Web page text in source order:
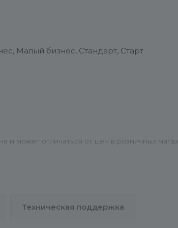
Малый бизнес, Стандарт, Старт
и может отличаться от цен в розничных
Техническая поддержка